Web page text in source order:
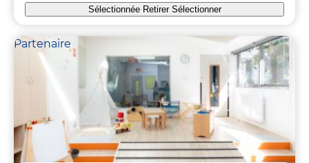
Sélectionnée Retirer Sélectionner
Partenaire